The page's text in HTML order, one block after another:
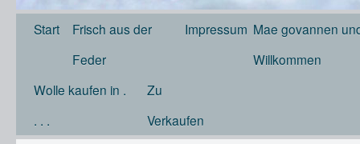
Start
Frisch aus der
Feder
Impressum Mae govannen
Willkommen
Wolle kaufen in .
. . .
Zu
Verkaufen